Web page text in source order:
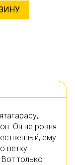
Он не ровня
ему
ветку
Вот только